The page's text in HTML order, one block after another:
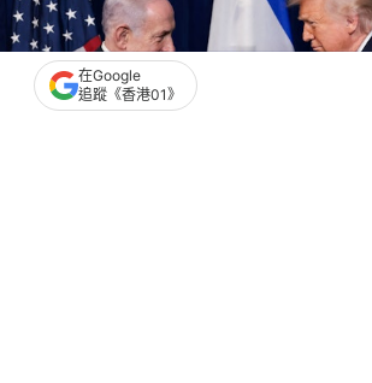
在Google
追蹤《香港01》